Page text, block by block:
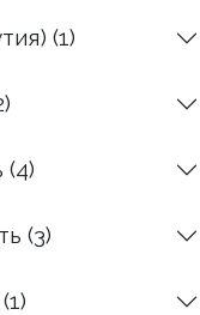
(1)
(4)
(3)